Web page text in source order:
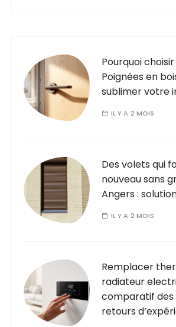
Pourquoi
Poignées en
sublimer votre
IL Y A 2 MOIS
Des volets qui
nouveau sans
Angers :
IL Y A 2 MOIS
Remplacer
radiateur
comparatif des
retours